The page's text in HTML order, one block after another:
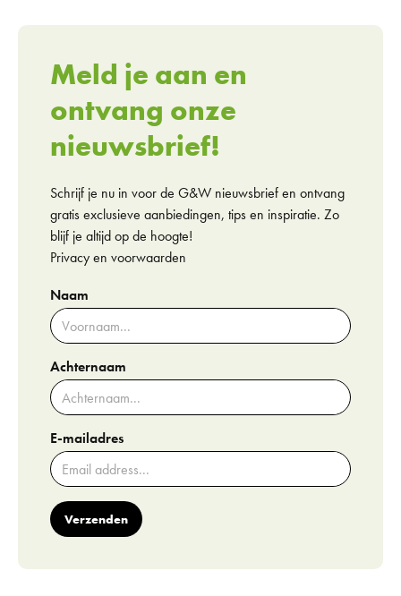
Meld je aan en
ontvang onze
nieuwsbrief!
Schrijf je nu in voor de G&W nieuwsbrief en ontvang
gratis exclusieve aanbiedingen, tips en inspiratie. Zo
blijf je altijd op de hoogte!
Privacy en voorwaarden
Naam
Achternaam
E-mailadres
Verzenden